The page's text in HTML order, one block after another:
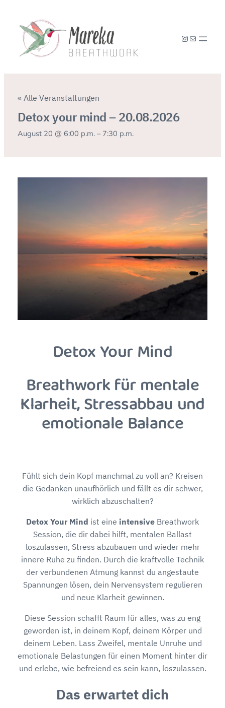
Instagram
E-Mail
« Alle Veranstaltungen
Detox your mind – 20.08.2026
August 20 @ 6:00 p.m.– 7:30 p.m.
Detox Your Mind
Breathwork für mentale
Klarheit, Stressabbau und
emotionale Balance
Fühlt sich dein Kopf manchmal zu voll an? Kreisen
die Gedanken unaufhörlich und fällt es dir schwer,
wirklich abzuschalten?
Detox Your Mind ist eine intensive Breathwork
Session, die dir dabei hilft, mentalen Ballast
loszulassen, Stress abzubauen und wieder mehr
innere Ruhe zu finden. Durch die kraftvolle Technik
der verbundenen Atmung kannst du angestaute
Spannungen lösen, dein Nervensystem regulieren
und neue Klarheit gewinnen.
Diese Session schafft Raum für alles, was zu eng
geworden ist, in deinem Kopf, deinem Körper und
deinem Leben. Lass Zweifel, mentale Unruhe und
emotionale Belastungen für einen Moment hinter dir
und erlebe, wie befreiend es sein kann, loszulassen.
Das erwartet dich